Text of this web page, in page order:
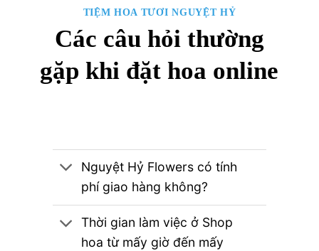
TIỆM HOA TƯƠI NGUYỆT HỶ
Các câu hỏi thường
gặp khi đặt hoa online
Nguyệt Hỷ Flowers có tính
phí giao hàng không?
Thời gian làm việc ở Shop
hoa từ mấy giờ đến mấy